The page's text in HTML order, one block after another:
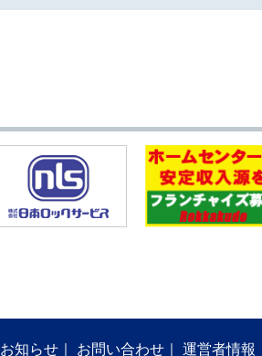
お知らせ お問い合わせ 運営者情報